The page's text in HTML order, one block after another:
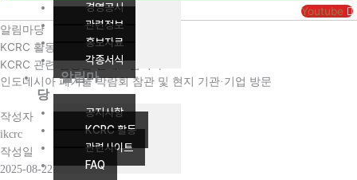
경영공시
관련정보
홍보자료
각종서식
알림마
당
공지사항
KCRC 활동
관련사이트
FAQ
Youtube
알림마당
KCRC 활동
KCRC 관련 활동을 전해드립니다.
인도네시아 폐기물 박람회 참관 및 현지 기관·기업 방문
작성자
ikcrc
작성일
2025-08-22 14:45